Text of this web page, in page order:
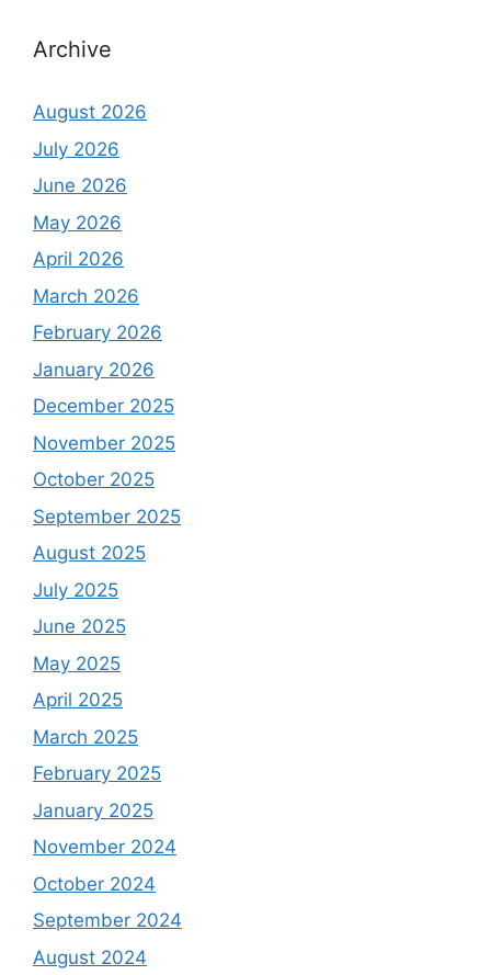
Archive
August 2026
July 2026
June 2026
May 2026
April 2026
March 2026
February 2026
January 2026
December 2025
November 2025
October 2025
September 2025
August 2025
July 2025
June 2025
May 2025
April 2025
March 2025
February 2025
January 2025
November 2024
October 2024
September 2024
August 2024